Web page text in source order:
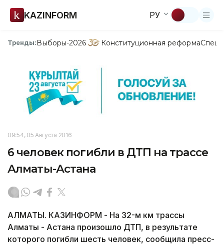
KAZINFORM РУ
Тренды:Выборы-2026 Конституционная реформа
09:54, 05 Августа 2016
6 человек погибли в ДТП на трассе
Алматы-Астана
АЛМАТЫ. КАЗИНФОРМ - На 32-м км трассы
Алматы - Астана произошло ДТП, в результате
которого погибли шесть человек, сообщила пресс-